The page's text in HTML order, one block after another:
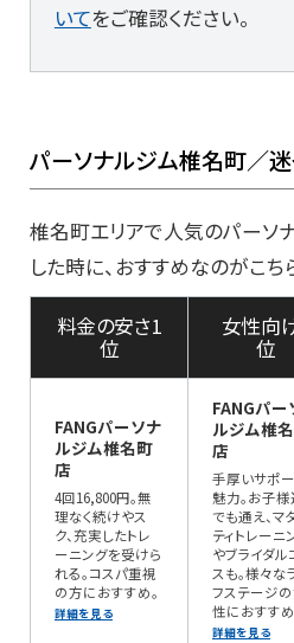
いてをご確認ください。
パーソナルジム椎名町／迷
椎名町エリアで人気のパーソ
した時に、おすすめなのがこち
料金の安さ1
位
女性向
位
FANGパーソナ
ルジム椎名町
店
4回16,800円。無
理なく続けやス
ク、充実したトレ
ーニングを受けら
れる。コスパ重視
の方におすすめ。
詳細を見る
FANGパー
ルジム椎
店
手厚いサポ
魅力。お子
でも通え、マ
ティトレーニ
やブライダル
スも。様々な
フステージ
性におすすめ
詳細を見る